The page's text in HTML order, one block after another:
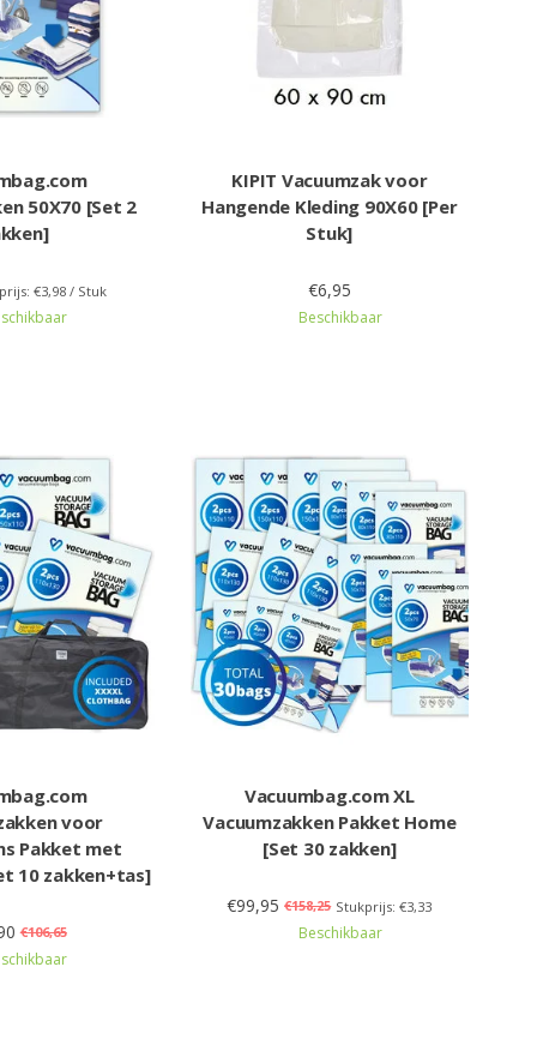
50X70 [Set 2
€3,98 / Stuk
KIPIT Vacuumzak voor
Hangende Kleding 90X60 [Per
Stuk]
€6,95
Beschikbaar
voor
Pakket met
10 zakken+tas]
€106,65
Vacuumbag.com XL
Vacuumzakken Pakket Home
[Set 30 zakken]
€99,95 €158,25 Stukprijs: €3,33
Beschikbaar